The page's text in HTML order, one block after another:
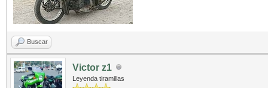
Buscar
Victor z1
Leyenda tiramillas